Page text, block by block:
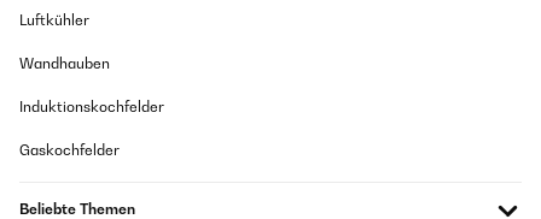
Luftkühler
Wandhauben
Induktionskochfelder
Gaskochfelder
Beliebte Themen